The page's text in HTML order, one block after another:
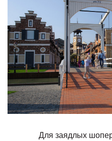
Для заядлых